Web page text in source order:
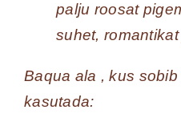
palju roosat
suhet,
Baqua ala , kus
kasutada: